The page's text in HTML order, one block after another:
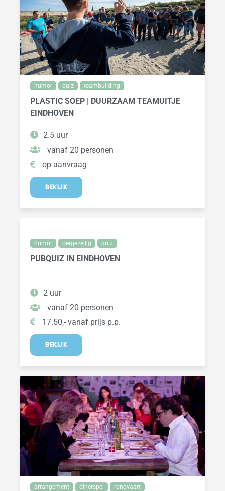
humor quiz teambuilding
PLASTIC SOEP | DUURZAAM TEAMUITJE
EINDHOVEN
2.5 uur
vanaf 20 personen
op aanvraag
BEKIJK
humor oergezellig quiz
PUBQUIZ IN EINDHOVEN
2 uur
vanaf 20 personen
17.50,- vanaf prijs p.p.
BEKIJK
arrangement dinerspel rondvaart